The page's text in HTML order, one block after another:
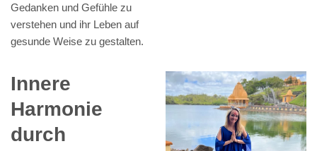
Gedanken und Gefühle zu
verstehen und ihr Leben auf
gesunde Weise zu gestalten.
Innere
Harmonie
durch